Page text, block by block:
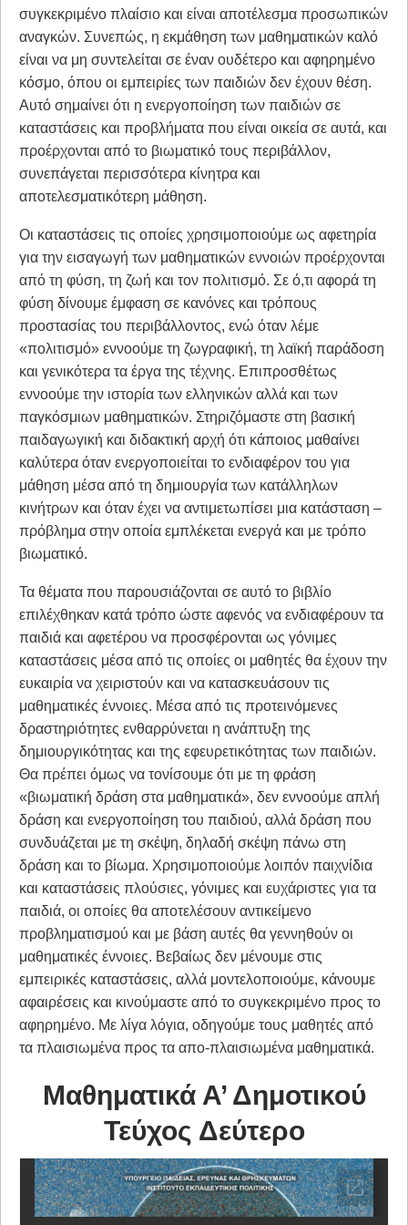
συγκεκριμένο πλαίσιο και είναι αποτέλεσμα προσωπικών
αναγκών. Συνεπώς, η εκμάθηση των μαθηματικών καλό
είναι να μη συντελείται σε έναν ουδέτερο και αφηρημένο
κόσμο, όπου οι εμπειρίες των παιδιών δεν έχουν θέση.
Αυτό σημαίνει ότι η ενεργοποίηση των παιδιών σε
καταστάσεις και προβλήματα που είναι οικεία σε αυτά, και
προέρχονται από το βιωματικό τους περιβάλλον,
συνεπάγεται περισσότερα κίνητρα και
αποτελεσματικότερη μάθηση.
Οι καταστάσεις τις οποίες χρησιμοποιούμε ως αφετηρία
για την εισαγωγή των μαθηματικών εννοιών προέρχονται
από τη φύση, τη ζωή και τον πολιτισμό. Σε ό,τι αφορά τη
φύση δίνουμε έμφαση σε κανόνες και τρόπους
προστασίας του περιβάλλοντος, ενώ όταν λέμε
«πολιτισμό» εννοούμε τη ζωγραφική, τη λαϊκή παράδοση
και γενικότερα τα έργα της τέχνης. Eπιπροσθέτως
εννοούμε την ιστορία των ελληνικών αλλά και των
παγκόσμιων μαθηματικών. Στηριζόμαστε στη βασική
παιδαγωγική και διδακτική αρχή ότι κάποιος μαθαίνει
καλύτερα όταν ενεργοποιείται το ενδιαφέρον του για
μάθηση μέσα από τη δημιουργία των κατάλληλων
κινήτρων και όταν έχει να αντιμετωπίσει μια κατάσταση –
πρόβλημα στην οποία εμπλέκεται ενεργά και με τρόπο
βιωματικό.
Τα θέματα που παρουσιάζονται σε αυτό το βιβλίο
επιλέχθηκαν κατά τρόπο ώστε αφενός να ενδιαφέρουν τα
παιδιά και αφετέρου να προσφέρονται ως γόνιμες
καταστάσεις μέσα από τις οποίες οι μαθητές θα έχουν την
ευκαιρία να χειριστούν και να κατασκευάσουν τις
μαθηματικές έννοιες. Μέσα από τις προτεινόμενες
δραστηριότητες ενθαρρύνεται η ανάπτυξη της
δημιουργικότητας και της εφευρετικότητας των παιδιών.
Θα πρέπει όμως να τονίσουμε ότι με τη φράση
«βιωματική δράση στα μαθηματικά», δεν εννοούμε απλή
δράση και ενεργοποίηση του παιδιού, αλλά δράση που
συνδυάζεται με τη σκέψη, δηλαδή σκέψη πάνω στη
δράση και το βίωμα. Χρησιμοποιούμε λοιπόν παιχνίδια
και καταστάσεις πλούσιες, γόνιμες και ευχάριστες για τα
παιδιά, οι οποίες θα αποτελέσουν αντικείμενο
προβληματισμού και με βάση αυτές θα γεννηθούν οι
μαθηματικές έννοιες. Βεβαίως δεν μένουμε στις
εμπειρικές καταστάσεις, αλλά μοντελοποιούμε, κάνουμε
αφαιρέσεις και κινούμαστε από το συγκεκριμένο προς το
αφηρημένο. Mε λίγα λόγια, οδηγούμε τους μαθητές από
τα πλαισιωμένα προς τα απο-πλαισιωμένα μαθηματικά.
Μαθηματικά Α’ Δημοτικού
Τεύχος Δεύτερο